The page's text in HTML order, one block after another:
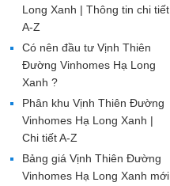
Long Xanh | Thông tin chi tiết
A-Z
Có nên đầu tư Vịnh Thiên
Đường Vinhomes Hạ Long
Xanh ?
Phân khu Vịnh Thiên Đường
Vinhomes Hạ Long Xanh |
Chi tiết A-Z
Bảng giá Vịnh Thiên Đường
Vinhomes Hạ Long Xanh mới